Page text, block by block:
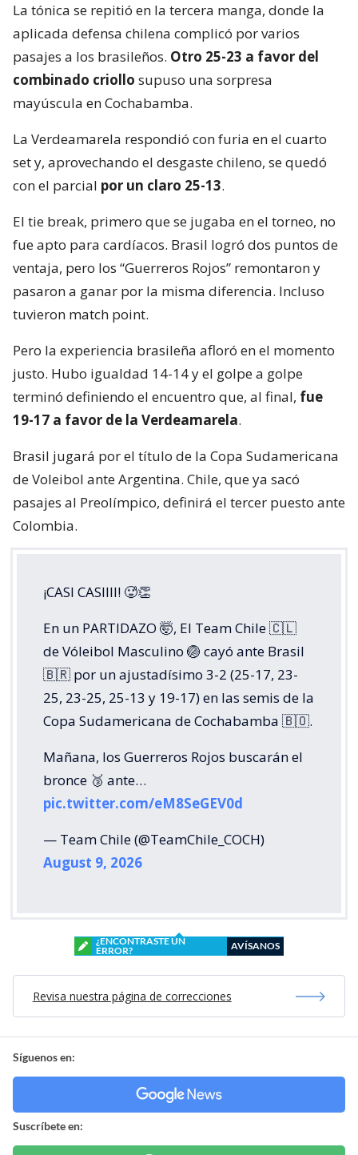
La tónica se repitió en la tercera manga, donde la
aplicada defensa chilena complicó por varios
pasajes a los brasileños. Otro 25-23 a favor del
combinado criollo supuso una sorpresa
mayúscula en Cochabamba.
La Verdeamarela respondió con furia en el cuarto
set y, aprovechando el desgaste chileno, se quedó
con el parcial por un claro 25-13.
El tie break, primero que se jugaba en el torneo, no
fue apto para cardíacos. Brasil logró dos puntos de
ventaja, pero los “Guerreros Rojos” remontaron y
pasaron a ganar por la misma diferencia. Incluso
tuvieron match point.
Pero la experiencia brasileña afloró en el momento
justo. Hubo igualdad 14-14 y el golpe a golpe
terminó definiendo el encuentro que, al final, fue
19-17 a favor de la Verdeamarela.
Brasil jugará por el título de la Copa Sudamericana
de Voleibol ante Argentina. Chile, que ya sacó
pasajes al Preolímpico, definirá el tercer puesto ante
Colombia.
¡CASI CASIIII! 🥵👏
En un PARTIDAZO 🤯, El Team Chile 🇨🇱
de Vóleibol Masculino 🏐 cayó ante Brasil
🇧🇷 por un ajustadísimo 3-2 (25-17, 23-
25, 23-25, 25-13 y 19-17) en las semis de la
Copa Sudamericana de Cochabamba 🇧🇴.
Mañana, los Guerreros Rojos buscarán el
bronce 🥉 ante…
pic.twitter.com/eM8SeGEV0d
— Team Chile (@TeamChile_COCH)
August 9, 2026
¿ENCONTRASTE UN
ERROR?
AVÍSANOS
Revisa nuestra página de correcciones
Síguenos en:
Suscríbete en: